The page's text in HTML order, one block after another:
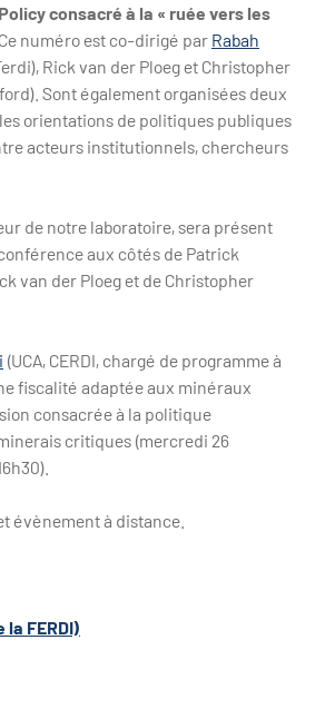
consacré à la « ruée vers les
. Ce numéro est co-dirigé par Rabah
Rick van der Ploeg et Christopher
Sont également organisées deux
orientations de politiques publiques
acteurs institutionnels, chercheurs
de notre laboratoire, sera présent
aux côtés de Patrick
van der Ploeg et de Christopher
(UCA, CERDI, chargé de programme à
fiscalité adaptée aux minéraux
consacrée à la politique
critiques (mercredi 26
évènement à distance.
la FERDI)